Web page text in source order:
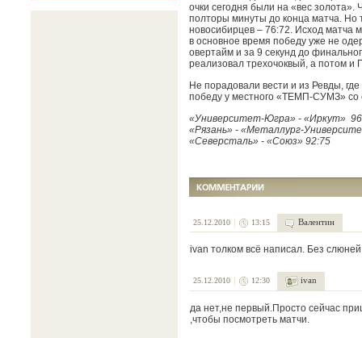
очки сегодня были на «вес
полторы минуты до конца матча. Но
новосибирцев – 76:72. Исход матча
в основное время победу уже не
овертайм и за 9 секунд до
реализовал трехочоквый, а потом
Не порадовали вести и из Ревды,
победу у местного «ТЕМП-СУМЗ» со
«Университет-Югра» - «Иркут»
«Рязань» - «Металлург-
«Северсталь» - «Союз» 92:75
25.12.2010 13:15 Валентин
ivan толком всё написал. Без
25.12.2010 12:30 ivan
да нет,не первый.Просто сейчас
,чтобы посмотреть матчи.